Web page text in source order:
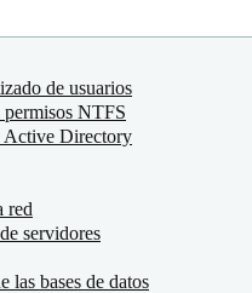
de usuarios
NTFS
Active Directory
red
servidores
las bases de datos